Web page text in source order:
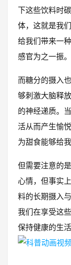
下这些饮料时
体，这就是我
给我们带来一
感官为之一振。
而糖分的摄入
够刺激大脑释
的神经递质。
活从而产生愉
为甜食能够给
但需要注意的
心情，但事实
料的长期摄入
我们在享受这
保持健康的生活